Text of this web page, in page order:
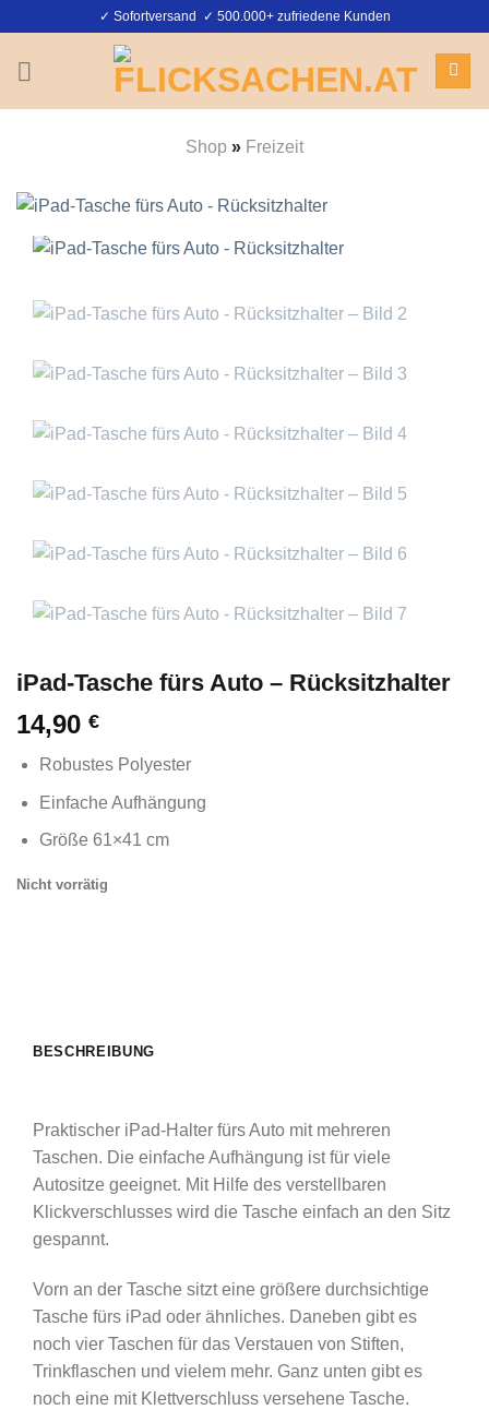
springen
✓ Sofortversand ✓ 500.000+ zufriedene Kunden
Shop » Freizeit
iPad-Tasche fürs Auto – Rücksitzhalter
14,90 €
Robustes Polyester
Einfache Aufhängung
Größe 61×41 cm
Nicht vorrätig
BESCHREIBUNG
Praktischer iPad-Halter fürs Auto mit mehreren
Taschen. Die einfache Aufhängung ist für viele
Autositze geeignet. Mit Hilfe des verstellbaren
Klickverschlusses wird die Tasche einfach an den Sitz
gespannt.
Vorn an der Tasche sitzt eine größere durchsichtige
Tasche fürs iPad oder ähnliches. Daneben gibt es
noch vier Taschen für das Verstauen von Stiften,
Trinkflaschen und vielem mehr. Ganz unten gibt es
noch eine mit Klettverschluss versehene Tasche.